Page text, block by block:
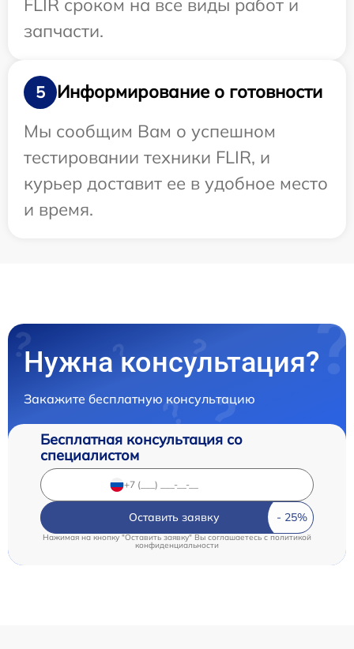
FLIR сроком на все виды работ и
запчасти.
5
Информирование о готовности
Мы сообщим Вам о успешном
тестировании техники FLIR, и
курьер доставит ее в удобное место
и время.
Нужна консультация?
Закажите бесплатную консультацию
Бесплатная консультация со
специалистом
Оставить заявку
Нажимая на кнопку "Оставить заявку" Вы соглашаетесь cполитикой
конфиденциальности